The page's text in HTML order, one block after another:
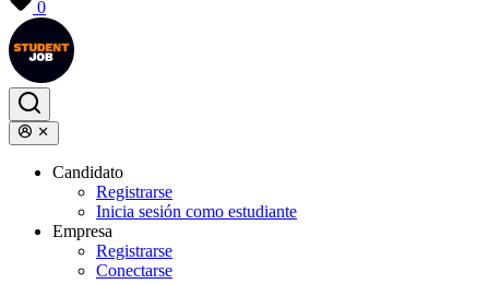
0
Candidato
Registrarse
Inicia sesión como estudiante
Empresa
Registrarse
Conectarse